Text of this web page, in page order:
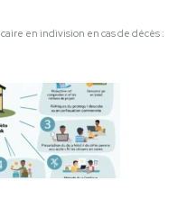
en indivision en cas de décès :